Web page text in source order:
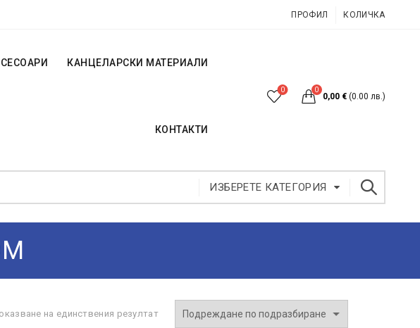
ПРОФИЛ КОЛИЧКА
КАНЦЕЛАРСКИ МАТЕРИАЛИ
КОНТАКТИ
0 0
0,00 € (0.00 лв.)
ИЗБЕРЕТЕ КАТЕГОРИЯ
на единствения резултат